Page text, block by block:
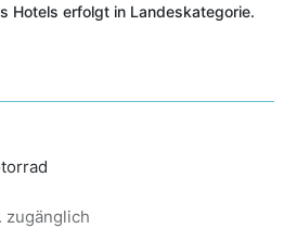
Hotels erfolgt in Landeskategorie.